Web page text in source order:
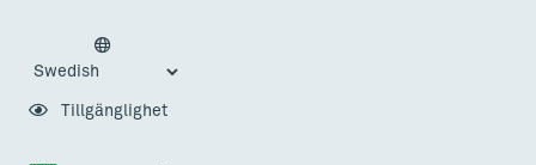
Tillgänglighet